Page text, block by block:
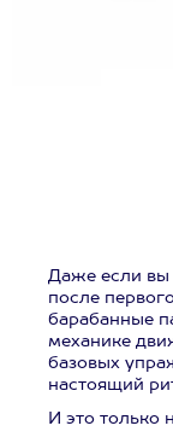
Даже если вы
после
барабанные
механике
базовых
настоящий
И это только